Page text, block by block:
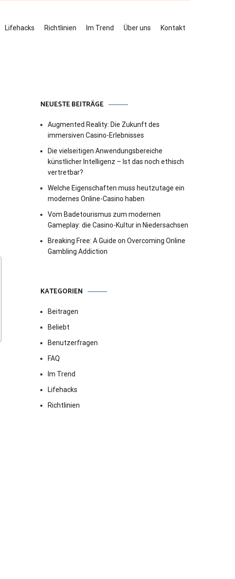
Lifehacks Richtlinien Im Trend Über uns Kontakt
NEUESTE BEITRÄGE
Augmented Reality: Die Zukunft des
immersiven Casino-Erlebnisses
Die vielseitigen Anwendungsbereiche
künstlicher Intelligenz – Ist das noch ethisch
vertretbar?
Welche Eigenschaften muss heutzutage ein
modernes Online-Casino haben
Vom Badetourismus zum modernen
Gameplay: die Casino-Kultur in Niedersachsen
Breaking Free: A Guide on Overcoming Online
Gambling Addiction
KATEGORIEN
Beitragen
Beliebt
Benutzerfragen
FAQ
Im Trend
Lifehacks
Richtlinien